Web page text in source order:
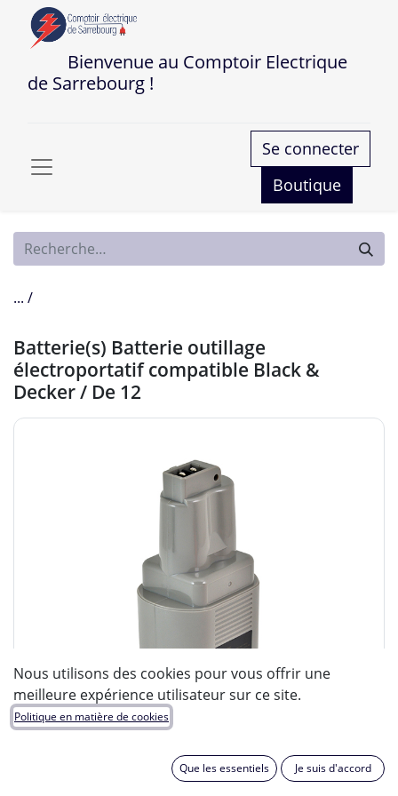
Bienvenue au Comptoir Electrique
de Sarrebourg !
Se connecter
Boutique
... /
Batterie(s) Batterie outillage
électroportatif compatible Black &
Decker / De 12
Nous utilisons des cookies pour vous offrir une
meilleure expérience utilisateur sur ce site.
Politique en matière de cookies
Que les essentiels Je suis d'accord